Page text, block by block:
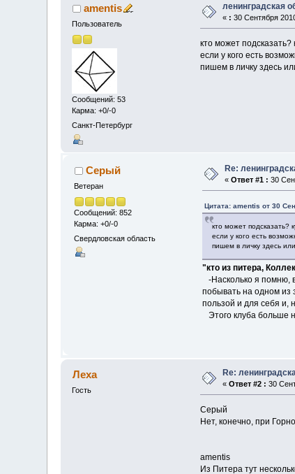
amentis
Пользователь
Сообщений: 53
Карма: +0/-0
Санкт-Петербург
ленинградская
« : 30 Сентября
кто может
если у кого есть
пишем в личку здесь
Серый
Ветеран
Сообщений: 852
Карма: +0/-0
Свердловская область
Re:
«Ответ #1 : 30
Цитата: amentis от 30
кто может подсказать?
если у кого есть
пишем в личку здесь
"кто из питера,
-Насколько я помню,
побывать на одном из
пользой и для себя и,
Этого клуба больше
Леха
Гость
Re:
«Ответ #2 : 30
Серый
Нет, конечно, при
amentis
Из Питера тут